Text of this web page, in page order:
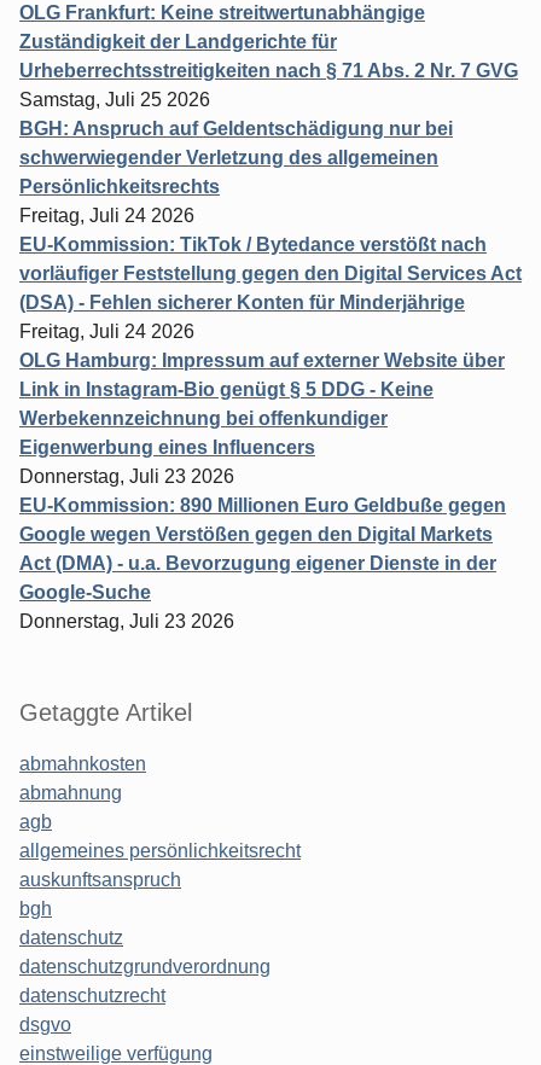
OLG Frankfurt: Keine streitwertunabhängige
Zuständigkeit der Landgerichte für
Urheberrechtsstreitigkeiten nach § 71 Abs. 2 Nr. 7 GVG
Samstag, Juli 25 2026
BGH: Anspruch auf Geldentschädigung nur bei
schwerwiegender Verletzung des allgemeinen
Persönlichkeitsrechts
Freitag, Juli 24 2026
EU-Kommission: TikTok / Bytedance verstößt nach
vorläufiger Feststellung gegen den Digital Services Act
(DSA) - Fehlen sicherer Konten für Minderjährige
Freitag, Juli 24 2026
OLG Hamburg: Impressum auf externer Website über
Link in Instagram-Bio genügt § 5 DDG - Keine
Werbekennzeichnung bei offenkundiger
Eigenwerbung eines Influencers
Donnerstag, Juli 23 2026
EU-Kommission: 890 Millionen Euro Geldbuße gegen
Google wegen Verstößen gegen den Digital Markets
Act (DMA) - u.a. Bevorzugung eigener Dienste in der
Google-Suche
Donnerstag, Juli 23 2026
Getaggte Artikel
abmahnkosten
abmahnung
agb
allgemeines persönlichkeitsrecht
auskunftsanspruch
bgh
datenschutz
datenschutzgrundverordnung
datenschutzrecht
dsgvo
einstweilige verfügung